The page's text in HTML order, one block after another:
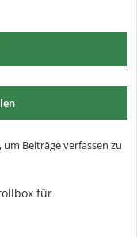
Beiträge verfassen zu
für